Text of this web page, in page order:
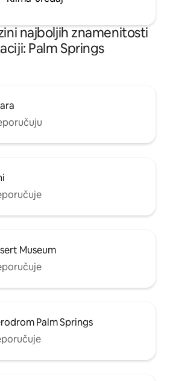
najboljih znamenitosti
Palm Springs
Museum
Palm Springs